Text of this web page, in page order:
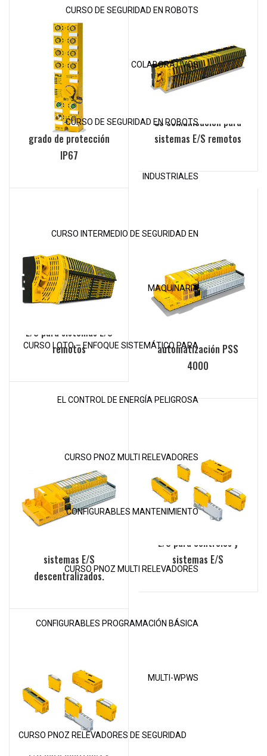
CURSO DE SEGURIDAD EN ROBOTS
COLABORATIVOS
CURSO DE SEGURIDAD EN ROBOTS
INDUSTRIALES
CURSO INTERMEDIO DE SEGURIDAD EN
MAQUINARIA
CURSO LOTO – ENFOQUE SISTEMÁTICO PARA
EL CONTROL DE ENERGÍA PELIGROSA
CURSO PNOZ MULTI RELEVADORES
CONFIGURABLES MANTENIMIENTO
CURSO PNOZ MULTI RELEVADORES
CONFIGURABLES PROGRAMACIÓN BÁSICA
MULTI-WPWS
CURSO PNOZ RELEVADORES DE SEGURIDAD
PSS67 PLC: Primer
control seguro con
grado de protección
IP67
de comunicación para
sistemas E/S remotos
E/S para sistemas E/S
remotos
PSSuniversal: controles
automatización PSS
4000
PSSuniversal: módulos
sistemas E/S
descentralizados.
PSSuniversal: módulos
E/S para controles y
sistemas E/S
PSSuniversal: módulos